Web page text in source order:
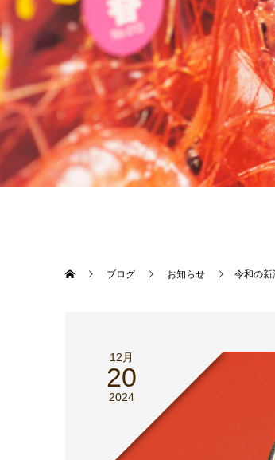
ブログ お知らせ 令和の新
12月
20
2024